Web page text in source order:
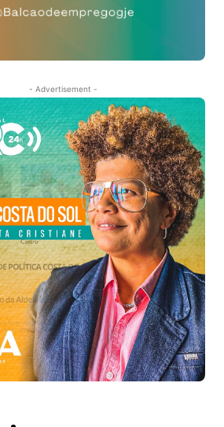
- Advertisement -